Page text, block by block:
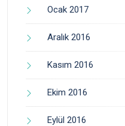
Ocak 2017
Aralık 2016
Kasım 2016
Ekim 2016
Eylül 2016